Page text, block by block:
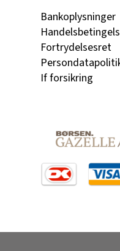
Bankoplysninger
Fortrydelsesret
If forsikring